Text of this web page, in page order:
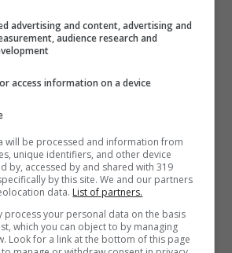
ed energico è sottolineato
visiva tra parabrezza e
montanti del parabrezza
vetri cromati, secondo la
riprende gli elementi
…Leggi tutto
Juve-Inter: le
più belle dei
advertising and content, advertising and
audience research and
access information on a device
will be processed and information from
unique identifiers, and other device
by, accessed by and shared with 319
by this site. We and our partners
data. List of partners.
process your personal data on the basis
which you can object to by managing
Look for a link at the bottom of this page